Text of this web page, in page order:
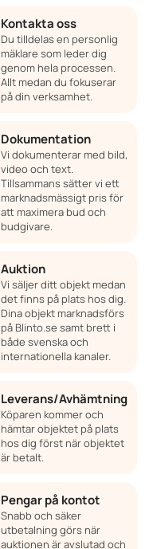
Kontakta oss
Du tilldelas en personlig
mäklare som leder dig
genom hela processen.
Allt medan du fokuserar
på din verksamhet.
Dokumentation
Vi dokumenterar med bild,
video och text.
Tillsammans sätter vi ett
marknadsmässigt pris för
att maximera bud och
budgivare.
Auktion
Vi säljer ditt objekt medan
det finns på plats hos dig.
Dina objekt marknadsförs
på Blinto.se samt brett i
både svenska och
internationella kanaler.
Leverans/Avhämtning
Köparen kommer och
hämtar objektet på plats
hos dig först när objektet
är betalt.
Pengar på kontot
Snabb och säker
utbetalning görs när
auktionen är avslutad och